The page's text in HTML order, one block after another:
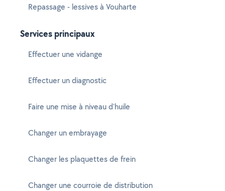
Repassage - lessives à Vouharte
Services principaux
Effectuer une vidange
Effectuer un diagnostic
Faire une mise à niveau d'huile
Changer un embrayage
Changer les plaquettes de frein
Changer une courroie de distribution